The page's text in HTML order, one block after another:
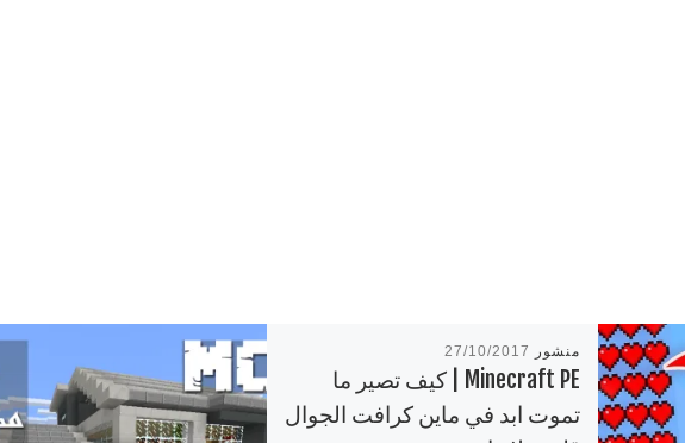
منشور 27/10/2017
Minecraft PE | كيف تصير ما
تموت ابد في ماين كرافت الجوال